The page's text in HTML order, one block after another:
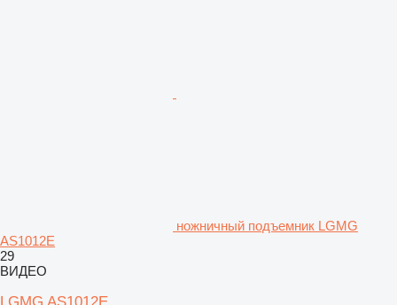
ножничный подъемник LGMG
AS1012E
29
ВИДЕО
LGMG AS1012E